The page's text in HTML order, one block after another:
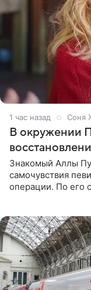
1 час назад Соня
В окружении
Знакомый Аллы
самочувствия
операции. По его